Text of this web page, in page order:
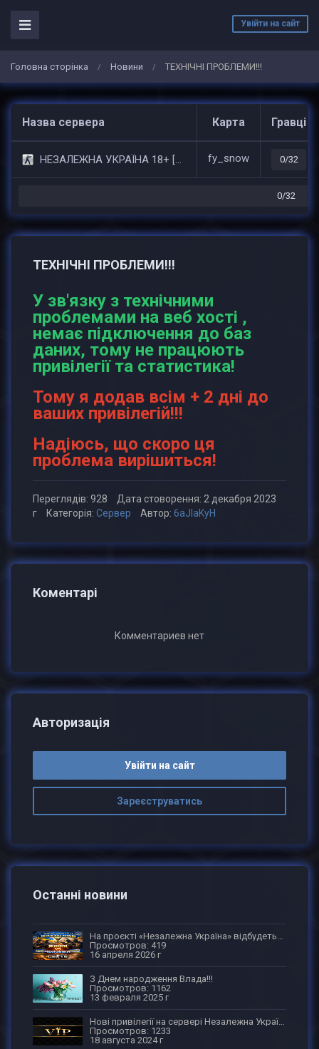
Увійти на сайт
Головна сторінка / Новини / ТЕХНІЧНІ ПРОБЛЕМИ!!!
Назва сервера Карта Гравці
НЕЗАЛЕЖНА УКРАЇНА 18+ [STEAM BONUS] fy_snow 0/32
0/32
ТЕХНІЧНІ ПРОБЛЕМИ!!!
У зв'язку з технічними
проблемами на веб хості ,
немає підключення до баз
даних, тому не працюють
привілегії та статистика!
Тому я додав всім + 2 дні до
ваших привілегій!!!
Надіюсь, що скоро ця
проблема вирішиться!
Переглядів: 928
Дата стоворення: 2 декабря 2023
г
Категорія: Сервер Автор: 6aJIaKyH
Коментарі
Комментариев нет
Авторизація
Увійти на сайт
Зареєструватись
Останні новини
На проєкті «Незалежна Україна» відбудеться турнір 5х5 між чоловічою та жіночою командами
Просмотров: 419
16 апреля 2026 г
З Днем народження Влада!!!
Просмотров: 1162
13 февраля 2025 г
Нові привілегії на сервері Незалежна Україна
Просмотров: 1233
18 августа 2024 г